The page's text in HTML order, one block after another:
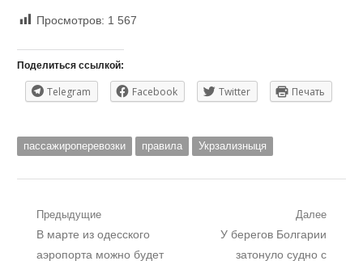
Просмотров: 1 567
Поделиться ссылкой:
Telegram Facebook Twitter Печать
пассажироперевозки правила Укрзализныця
Навигация
Предыдущие
Предыдущий
пост:
В марте из одесского
аэропорта можно будет
Далее
Следующий
пост:
У берегов Болгарии
затонуло судно с